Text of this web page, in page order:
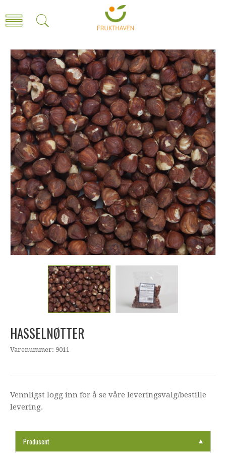
HASSELNØTTER
Varenummer: 9011
Vennligst logg inn for å se våre leveringsvalg/bestille
levering.
Produsent